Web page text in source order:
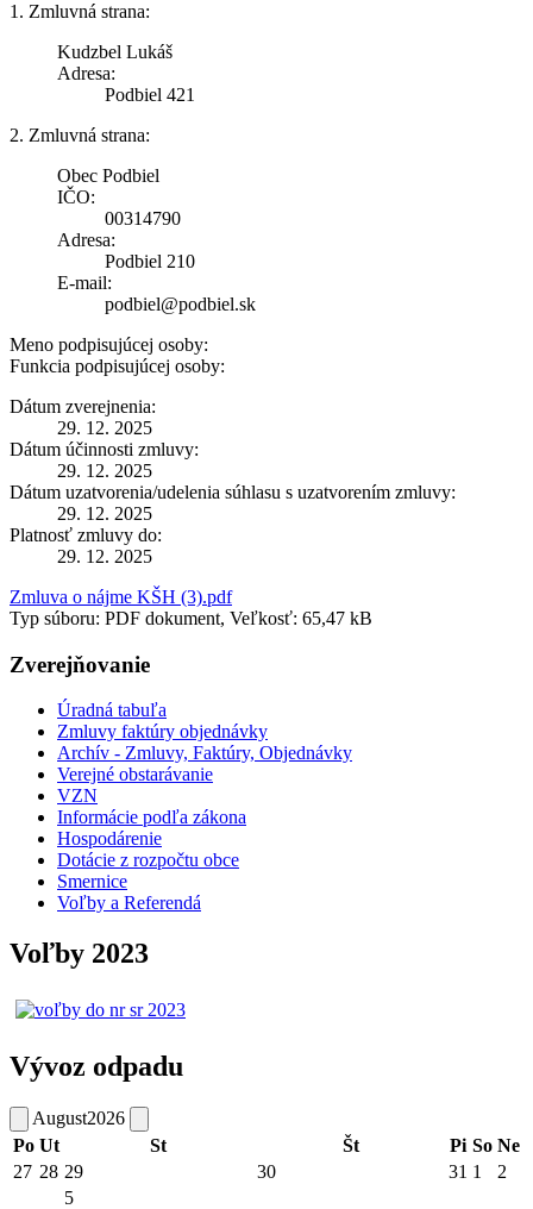
1. Zmluvná strana:
Kudzbel Lukáš
Adresa:
Podbiel 421
2. Zmluvná strana:
Obec Podbiel
IČO:
00314790
Adresa:
Podbiel 210
E-mail:
podbiel@podbiel.sk
Meno podpisujúcej osoby:
Funkcia podpisujúcej osoby:
Dátum zverejnenia:
29. 12. 2025
Dátum účinnosti zmluvy:
29. 12. 2025
Dátum uzatvorenia/udelenia súhlasu s uzatvorením zmluvy:
29. 12. 2025
Platnosť zmluvy do:
29. 12. 2025
Zmluva o nájme KŠH (3).pdf
Typ súboru: PDF dokument, Veľkosť: 65,47 kB
Zverejňovanie
Úradná tabuľa
Zmluvy faktúry objednávky
Archív - Zmluvy, Faktúry, Objednávky
Verejné obstarávanie
VZN
Informácie podľa zákona
Hospodárenie
Dotácie z rozpočtu obce
Smernice
Voľby a Referendá
Voľby 2023
Vývoz odpadu
August2026
Po Ut St Št Pi So Ne
27 28 29 30 31 1 2
5